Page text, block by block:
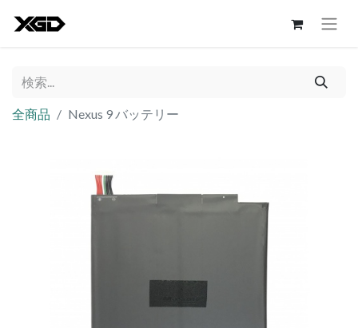
全商品 Nexus 9 バッテリー